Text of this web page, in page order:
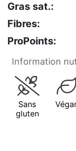
Gras sat.:
Fibres:
ProPoints:
Information
Sans
gluten